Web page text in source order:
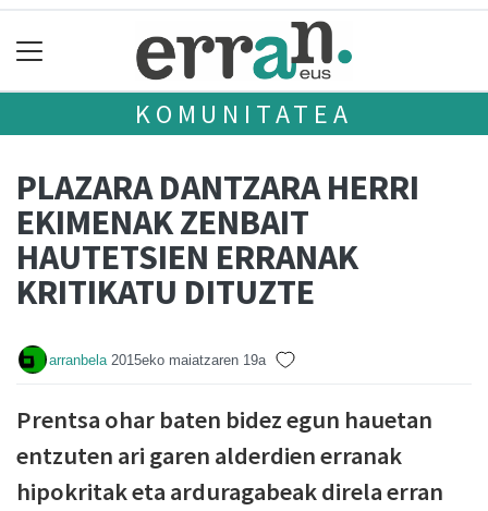
KOMUNITATEA
PLAZARA DANTZARA HERRI
EKIMENAK ZENBAIT
HAUTETSIEN ERRANAK
KRITIKATU DITUZTE
arranbela 2015eko maiatzaren 19a
Prentsa ohar baten bidez egun hauetan
entzuten ari garen alderdien erranak
hipokritak eta arduragabeak direla erran